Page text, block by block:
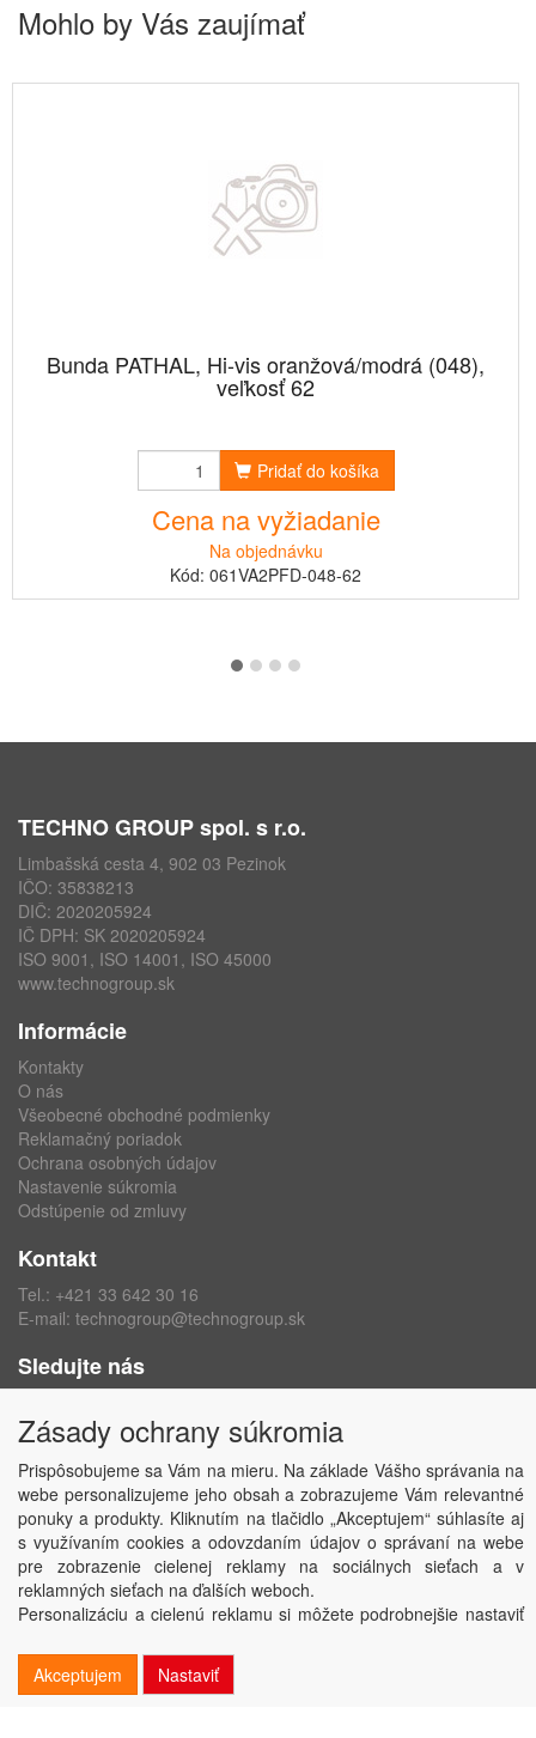
Mohlo by Vás zaujímať
Bunda PATHAL, Hi-vis oranžová/modrá (048),
veľkosť 62
Pridať do košíka
Cena na vyžiadanie
Na objednávku
Kód: 061VA2PFD-048-62
TECHNO GROUP spol. s r.o.
Limbašská cesta 4, 902 03 Pezinok
IČO: 35838213
DIČ: 2020205924
IČ DPH: SK 2020205924
ISO 9001, ISO 14001, ISO 45000
www.technogroup.sk
Informácie
Kontakty
O nás
Všeobecné obchodné podmienky
Reklamačný poriadok
Ochrana osobných údajov
Nastavenie súkromia
Odstúpenie od zmluvy
Kontakt
Tel.: +421 33 642 30 16
E-mail: technogroup@technogroup.sk
Sledujte nás
Instagram
Copyright © TECHNO GROUP spol. s r.o.2026
Powered by ABRA
Zásady ochrany súkromia
Prispôsobujeme sa Vám na mieru. Na základe Vášho správania na
webe personalizujeme jeho obsah a zobrazujeme Vám relevantné
ponuky a produkty. Kliknutím na tlačidlo „Akceptujem“ súhlasíte aj
s využívaním cookies a odovzdaním údajov o správaní na webe
pre zobrazenie cielenej reklamy na sociálnych sieťach a v
reklamných sieťach na ďalších weboch.
Personalizáciu a cielenú reklamu si môžete podrobnejšie nastaviť
Akceptujem
Nastaviť